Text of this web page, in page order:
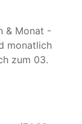
& Monat -
monatlich
zum 03.